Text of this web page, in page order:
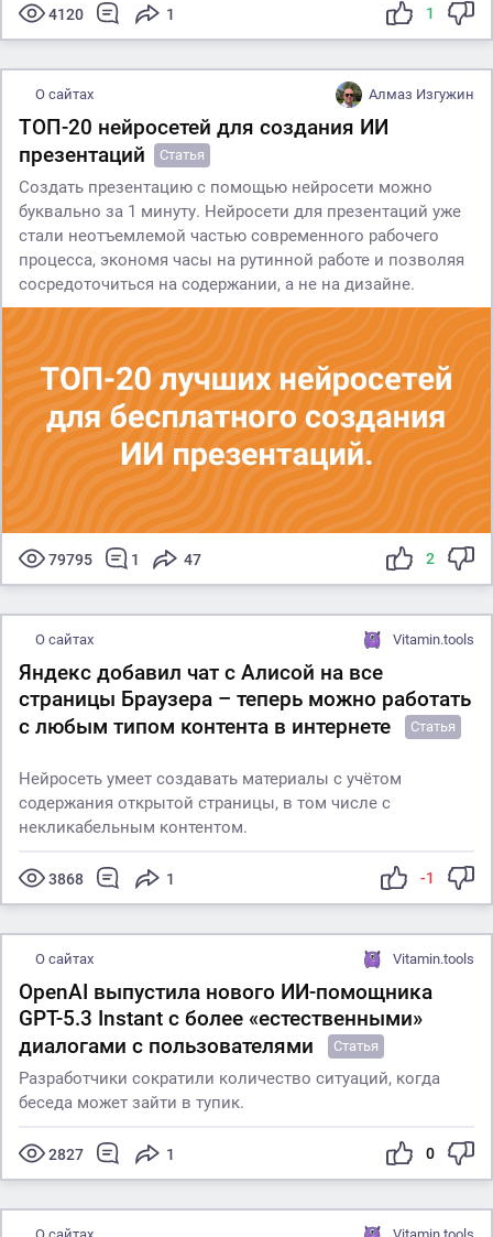
4120 1 1
О сайтах Алмаз Изгужин
ТОП-20 нейросетей для создания ИИ
презентаций
Статья
Создать презентацию с помощью нейросети можно
буквально за 1 минуту. Нейросети для презентаций уже
стали неотъемлемой частью современного рабочего
процесса, экономя часы на рутинной работе и позволяя
сосредоточиться на содержании, а не на дизайне.
79795 1 47 2
О сайтах Vitamin.tools
Яндекс добавил чат с Алисой на все
страницы Браузера – теперь можно работать
с любым типом контента в интернете
Статья
Нейросеть умеет создавать материалы с учётом
содержания открытой страницы, в том числе с
некликабельным контентом.
3868 1 -1
О сайтах Vitamin.tools
OpenAI выпустила нового ИИ-помощника
GPT-5.3 Instant с более «естественными»
диалогами с пользователями
Статья
Разработчики сократили количество ситуаций, когда
беседа может зайти в тупик.
2827 1 0